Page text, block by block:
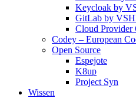
Keycloak by
GitLab by
Cloud Provider
Codey – European
Open Source
Espejote
K8up
Project Syn
Wissen